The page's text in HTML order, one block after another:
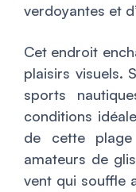
verdoyantes et
Cet endroit
plaisirs visuels.
sports
conditions
de cette
amateurs de
vent qui souffle